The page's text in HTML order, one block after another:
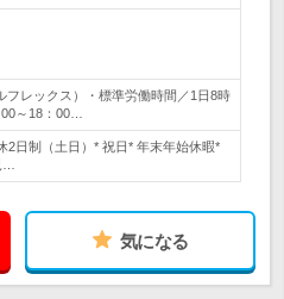
フレックス）・標準労働時間／1日8時
～18：00…
2日制（土日）* 祝日* 年末年始休暇*
気になる